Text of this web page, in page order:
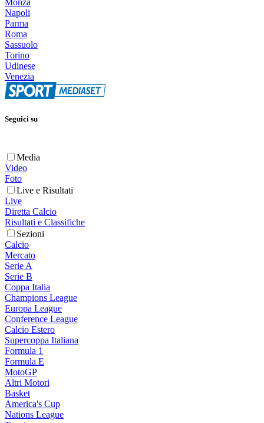
Napoli
Parma
Roma
Sassuolo
Torino
Udinese
Venezia
Seguici su
Media
Video
Foto
Live e Risultati
Live
Diretta Calcio
Risultati e Classifiche
Sezioni
Calcio
Mercato
Serie A
Serie B
Coppa Italia
Champions League
Europa League
Conference League
Calcio Estero
Supercoppa Italiana
Formula 1
Formula E
MotoGP
Altri Motori
Basket
America's Cup
Nations League